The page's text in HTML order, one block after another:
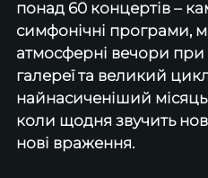
понад 60 концертів –
симфонічні програми,
атмосферні вечори при
галереї та великий
найнасиченіший
коли щодня звучить
нові враження.